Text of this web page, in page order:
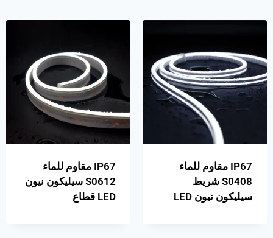
IP67 مقاوم للماء
S0408 شريط
سيليكون نيون LED
IP67 مقاوم للماء
S0612 سيليكون نيون
LED قطاع